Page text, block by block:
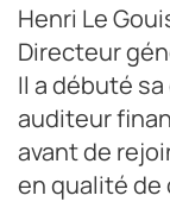
Henri Le
Directeur
Il a débuté
auditeur
avant de
en qualité de